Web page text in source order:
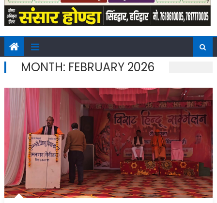
MONTH: FEBRUARY 2026